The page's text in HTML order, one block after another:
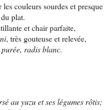
couleurs sourdes et presque
plat.
et chair parfaite,
, très gouteuse et relevée,
radis blanc.
au yuzu et ses légumes rôtis;